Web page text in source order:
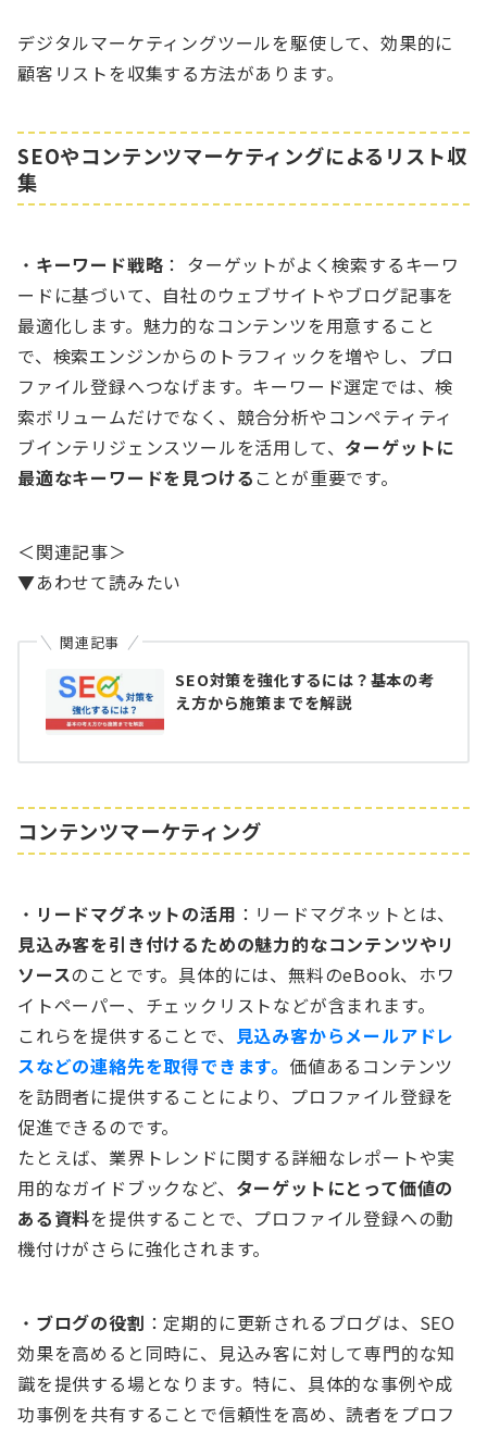
デジタルマーケティングツールを駆使して、効果的に
顧客リストを収集する方法があります。
SEOやコンテンツマーケティングによるリスト収
集
・ キーワード戦略 ： ターゲットがよく検索するキーワ
ードに基づいて、自社のウェブサイトやブログ記事を
最適化します。魅力的なコンテンツを用意すること
で、検索エンジンからのトラフィックを増やし、プロ
ファイル登録へつなげます。キーワード選定では、検
索ボリュームだけでなく、競合分析やコンペティティ
ブインテリジェンスツールを活用して、 ターゲットに
最適なキーワードを見つける ことが重要です。
＜関連記事＞
▼あわせて読みたい
関連記事
SEO対策を強化するには？基本の考
え方から施策までを解説
コンテンツマーケティング
・ リードマグネットの活用 ：リードマグネットとは、
見込み客を引き付けるための魅力的なコンテンツやリ
ソースのことです。具体的には、無料のeBook、ホワ
イトペーパー、チェックリストなどが含まれます。
これらを提供することで、 見込み客からメールアドレ
スなどの連絡先を取得できます。 価値あるコンテンツ
を訪問者に提供することにより、プロファイル登録を
促進できるのです。
たとえば、業界トレンドに関する詳細なレポートや実
用的なガイドブックなど、 ターゲットにとって価値の
ある資料を提供することで、プロファイル登録への動
機付けがさらに強化されます。
・ ブログの役割 ：定期的に更新されるブログは、SEO
効果を高めると同時に、見込み客に対して専門的な知
識を提供する場となります。特に、具体的な事例や成
功事例を共有することで信頼性を高め、読者をプロフ